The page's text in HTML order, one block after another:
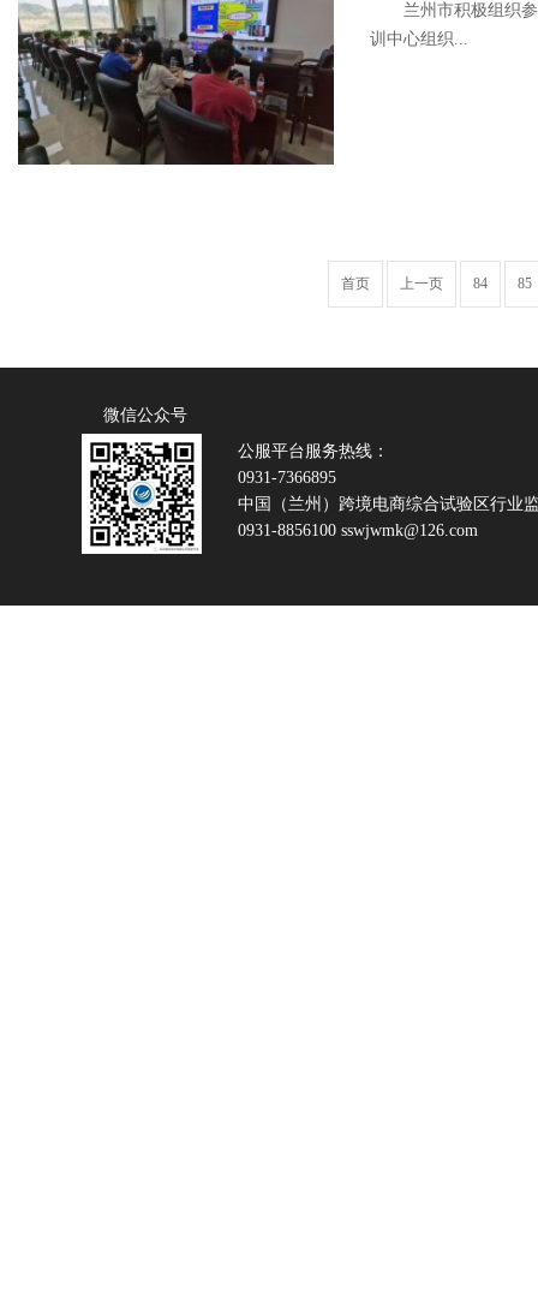
兰州市积极组织
训中心组织...
首页 上一页 84 85
微信公众号
公服平台服务热线：
0931-7366895
中国（兰州）跨境电商综合试验区行业
0931-8856100 sswjwmk@126.com